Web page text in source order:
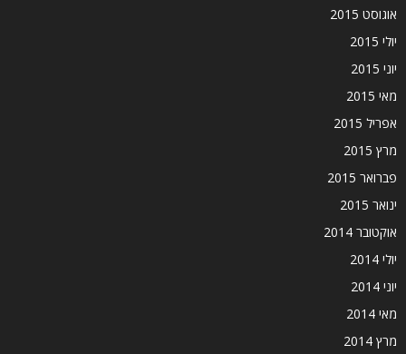
אוגוסט 2015
יולי 2015
יוני 2015
מאי 2015
אפריל 2015
מרץ 2015
פברואר 2015
ינואר 2015
אוקטובר 2014
יולי 2014
יוני 2014
מאי 2014
מרץ 2014